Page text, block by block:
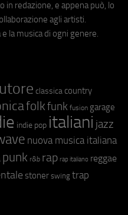
in redazione, e appena può, lo
agli artisti.
la musica di ogni genere.
classica country
folkfunk fusion garage
indie pop italiani jazz
nuova musica italiana
punk r&b rap rap italiano reggae
stoner swing trap